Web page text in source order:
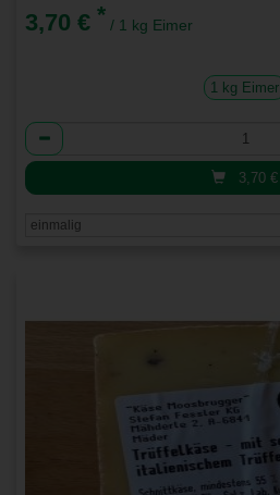
3,70 € * / 1 kg Eimer
1 kg Eimer
Anzahl
3,70 €